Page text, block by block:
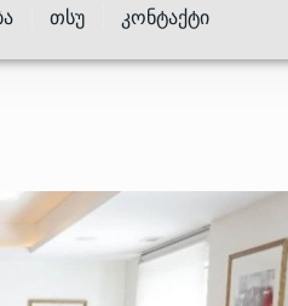
Თსუ Კონტაქტი